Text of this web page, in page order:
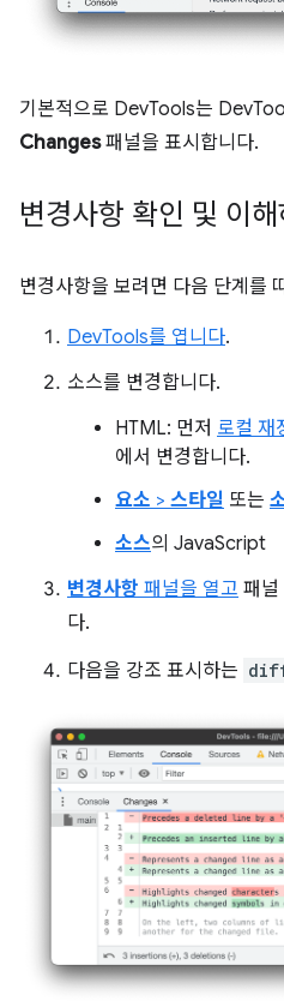
기본적으로 DevTools는
Changes패널을 표시합니다.
변경사항 확인 및 이해
변경사항을 보려면 다음 단계를
DevTools를 엽니다.
소스를 변경합니다.
HTML: 먼저 로컬 재
에서 변경합니다.
요소 > 스타일 또는
소스의 JavaScript
변경사항 패널을 열고 패널
다.
다음을 강조 표시하는